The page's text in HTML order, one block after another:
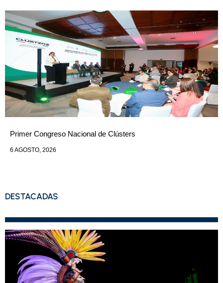
Primer Congreso Nacional de Clústers
6 AGOSTO, 2026
DESTACADAS